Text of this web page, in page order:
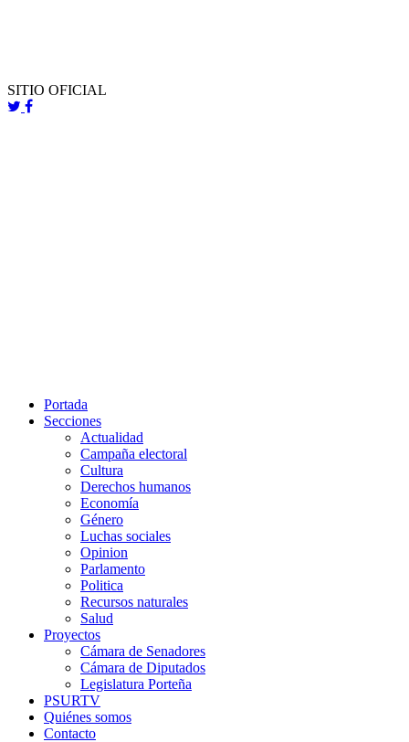
SITIO OFICIAL
Portada
Secciones
Actualidad
Campaña electoral
Cultura
Derechos humanos
Economía
Género
Luchas sociales
Opinion
Parlamento
Politica
Recursos naturales
Salud
Proyectos
Cámara de Senadores
Cámara de Diputados
Legislatura Porteña
PSURTV
Quiénes somos
Contacto